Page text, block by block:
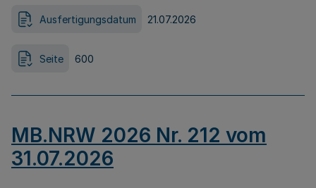
Ausfertigungsdatum 21.07.2026
Seite 600
MB.NRW 2026 Nr. 212 vom
31.07.2026